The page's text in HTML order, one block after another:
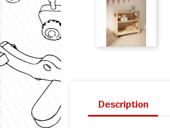
Description